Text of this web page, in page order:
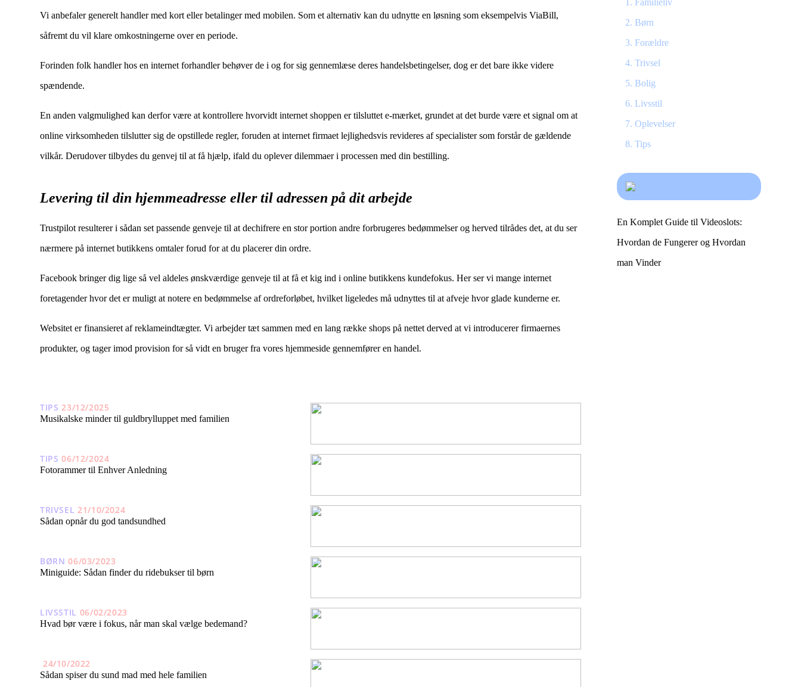
Vi anbefaler generelt handler med kort eller betalinger med mobilen. Som et alternativ kan du udnytte en løsning som eksempelvis ViaBill,
såfremt du vil klare omkostningerne over en periode.
Forinden folk handler hos en internet forhandler behøver de i og for sig gennemlæse deres handelsbetingelser, dog er det bare ikke videre
spændende.
En anden valgmulighed kan derfor være at kontrollere hvorvidt internet shoppen er tilsluttet e-mærket, grundet at det burde være et signal om at
online virksomheden tilslutter sig de opstillede regler, foruden at internet firmaet lejlighedsvis revideres af specialister som forstår de gældende
vilkår. Derudover tilbydes du genvej til at få hjælp, ifald du oplever dilemmaer i processen med din bestilling.
Levering til din hjemmeadresse eller til adressen på dit arbejde
Trustpilot resulterer i sådan set passende genveje til at dechifrere en stor portion andre forbrugeres bedømmelser og herved tilrådes det, at du ser
nærmere på internet butikkens omtaler forud for at du placerer din ordre.
Facebook bringer dig lige så vel aldeles ønskværdige genveje til at få et kig ind i online butikkens kundefokus. Her ser vi mange internet
foretagender hvor det er muligt at notere en bedømmelse af ordreforløbet, hvilket ligeledes må udnyttes til at afveje hvor glade kunderne er.
Websitet er finansieret af reklameindtægter. Vi arbejder tæt sammen med en lang række shops på nettet derved at vi introducerer firmaernes
produkter, og tager imod provision for så vidt en bruger fra vores hjemmeside gennemfører en handel.
TIPS 23/12/2025
Musikalske minder til guldbrylluppet med familien
TIPS 06/12/2024
Fotorammer til Enhver Anledning
TRIVSEL 21/10/2024
Sådan opnår du god tandsundhed
BØRN 06/03/2023
Miniguide: Sådan finder du ridebukser til børn
LIVSSTIL 06/02/2023
Hvad bør være i fokus, når man skal vælge bedemand?
24/10/2022
Sådan spiser du sund mad med hele familien
Familieliv
Børn
Forældre
Trivsel
Bolig
Livsstil
Oplevelser
Tips
En Komplet Guide til Videoslots:
Hvordan de Fungerer og Hvordan
man Vinder